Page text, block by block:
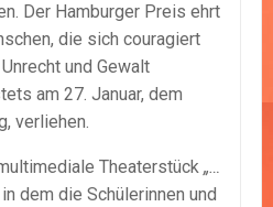
Der Hamburger Preis ehrt
die sich couragiert
und Gewalt
am 27. Januar, dem
verliehen.
Theaterstück „…
in dem die Schülerinnen und